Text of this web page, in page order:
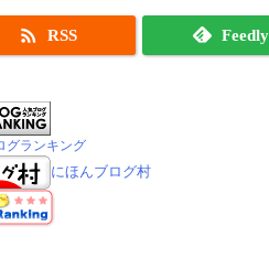
 RSS Feedly
グランキング
にほんブログ村